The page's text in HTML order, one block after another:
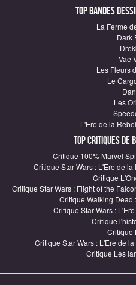
Top Bandes
La Ferme
Dark
Vae
Les Fleurs
Le
Les
L'Ere de la
Top critiques de
Critique 100% Marvel
Critique Star Wars : L'Ere de
Critique
Critique Star Wars : Flight of the
Critique Walking Dead
Critique Star Wars :
Critique
Critique
Critique Star Wars : L'Ere de
Critique Les